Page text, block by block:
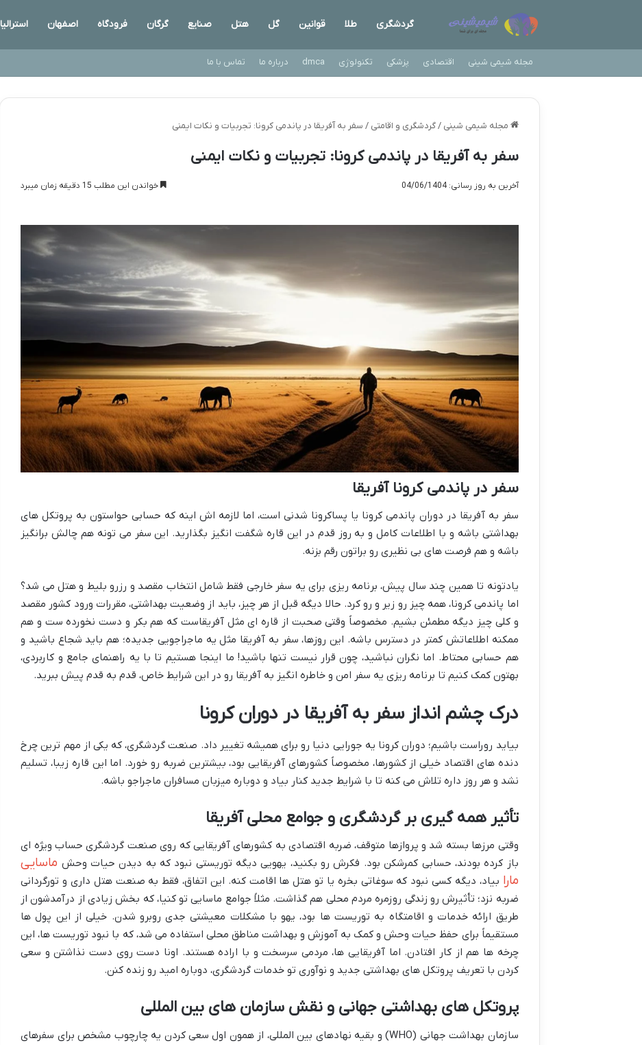
گردشگری طلا قوانین گل هتل صنایع گرگان فرودگاه اصفهان استرالیا
مجله شیمی شینی اقتصادی پزشکی تکنولوژی dmca درباره ما تماس با ما
مجله شیمی شینی / گردشگری و اقامتی / سفر به آفریقا در پاندمی کرونا: تجربیات و نکات ایمنی
سفر به آفریقا در پاندمی کرونا: تجربیات و نکات ایمنی
آخرین به روز رسانی: 04/06/1404 خواندن این مطلب 15 دقیقه زمان میبرد
سفر در پاندمی کرونا آفریقا
سفر به آفریقا در دوران پاندمی کرونا یا پساکرونا شدنی است، اما لازمه اش اینه که حسابی حواستون به پروتکل های
بهداشتی باشه و با اطلاعات کامل و به روز قدم در این قاره شگفت انگیز بگذارید. این سفر می تونه هم چالش برانگیز
باشه و هم فرصت های بی نظیری رو براتون رقم بزنه.
یادتونه تا همین چند سال پیش، برنامه ریزی برای یه سفر خارجی فقط شامل انتخاب مقصد و رزرو بلیط و هتل می شد؟
اما پاندمی کرونا، همه چیز رو زیر و رو کرد. حالا دیگه قبل از هر چیز، باید از وضعیت بهداشتی، مقررات ورود کشور مقصد
و کلی چیز دیگه مطمئن بشیم. مخصوصاً وقتی صحبت از قاره ای مثل آفریقاست که هم بکر و دست نخورده ست و هم
ممکنه اطلاعاتش کمتر در دسترس باشه. این روزها، سفر به آفریقا مثل یه ماجراجویی جدیده؛ هم باید شجاع باشید و
هم حسابی محتاط. اما نگران نباشید، چون قرار نیست تنها باشید! ما اینجا هستیم تا با یه راهنمای جامع و کاربردی،
بهتون کمک کنیم تا برنامه ریزی یه سفر امن و خاطره انگیز به آفریقا رو در این شرایط خاص، قدم به قدم پیش ببرید.
درک چشم انداز سفر به آفریقا در دوران کرونا
بیاید روراست باشیم؛ دوران کرونا یه جورایی دنیا رو برای همیشه تغییر داد. صنعت گردشگری، که یکی از مهم ترین چرخ
دنده های اقتصاد خیلی از کشورها، مخصوصاً کشورهای آفریقایی بود، بیشترین ضربه رو خورد. اما این قاره زیبا، تسلیم
نشد و هر روز داره تلاش می کنه تا با شرایط جدید کنار بیاد و دوباره میزبان مسافران ماجراجو باشه.
تأثیر همه گیری بر گردشگری و جوامع محلی آفریقا
وقتی مرزها بسته شد و پروازها متوقف، ضربه اقتصادی به کشورهای آفریقایی که روی صنعت گردشگری حساب ویژه ای
باز کرده بودند، حسابی کمرشکن بود. فکرش رو بکنید، یهویی دیگه توریستی نبود که به دیدن حیات وحش ماسایی
مارا بیاد، دیگه کسی نبود که سوغاتی بخره یا تو هتل ها اقامت کنه. این اتفاق، فقط به صنعت هتل داری و تورگردانی
ضربه نزد؛ تأثیرش رو زندگی روزمره مردم محلی هم گذاشت. مثلاً جوامع ماسایی تو کنیا، که بخش زیادی از درآمدشون از
طریق ارائه خدمات و اقامتگاه به توریست ها بود، یهو با مشکلات معیشتی جدی روبرو شدن. خیلی از این پول ها
مستقیماً برای حفظ حیات وحش و کمک به آموزش و بهداشت مناطق محلی استفاده می شد، که با نبود توریست ها، این
چرخه ها هم از کار افتادن. اما آفریقایی ها، مردمی سرسخت و با اراده هستند. اونا دست روی دست نذاشتن و سعی
کردن با تعریف پروتکل های بهداشتی جدید و نوآوری تو خدمات گردشگری، دوباره امید رو زنده کنن.
پروتکل های بهداشتی جهانی و نقش سازمان های بین المللی
سازمان بهداشت جهانی (WHO) و بقیه نهادهای بین المللی، از همون اول سعی کردن یه چارچوب مشخص برای سفرهای